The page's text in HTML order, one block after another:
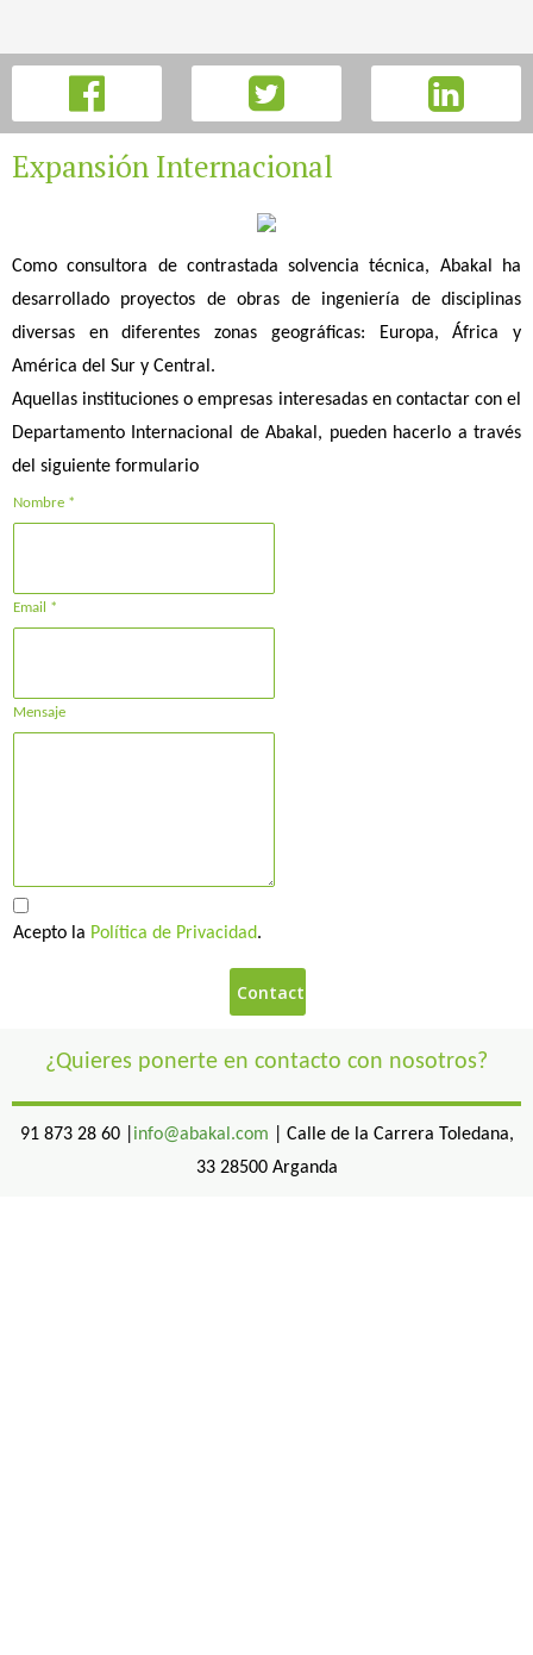
Expansión Internacional
Como consultora de contrastada solvencia técnica, Abakal ha
desarrollado proyectos de obras de ingeniería de disciplinas
diversas en diferentes zonas geográficas: Europa, África y
América del Sur y Central.
Aquellas instituciones o empresas interesadas en contactar con el
Departamento Internacional de Abakal, pueden hacerlo a través
del siguiente formulario
Nombre *
Email *
Mensaje
Acepto la Política de Privacidad.
¿Quieres ponerte en contacto con nosotros?
91 873 28 60 | info@abakal.com | Calle de la Carrera Toledana,
33 28500 Arganda